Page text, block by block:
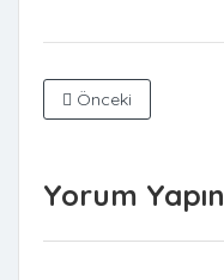
Önceki
Yorum Yapın